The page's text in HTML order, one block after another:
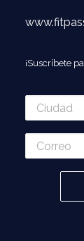
¡Suscríbete